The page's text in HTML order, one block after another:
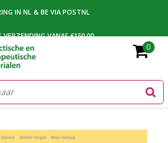
IN NL & BE VIA POSTNL
VERZENDING VANAF €150,00
BANCONTACT OF FACTUUR
0